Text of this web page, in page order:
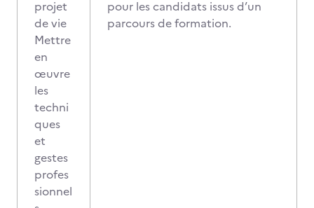
projet
de vie
Mettre
en
œuvre
les
techni
ques
et
gestes
profes
sionnel
pour les candidats issus d’un
parcours de formation.